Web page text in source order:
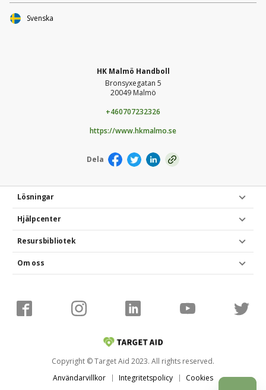
HK Malmö Handboll
Bronsyxegatan 5
20049 Malmö
+460707232326
https://www.hkmalmo.se
Dela
Lösningar
Hjälpcenter
Resursbibliotek
Om oss
Copyright © Target Aid 2023. All rights reserved.
Användarvillkor
Integritetspolicy Cookies
Svenska